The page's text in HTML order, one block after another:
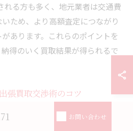
れる方も多く、地元業者は交通費
ため、より高額査定につながり
あります。これらのポイントを
得のいく買取結果が得られるで
張買取交渉術のコツ
指すには、交渉のコツも押さえ
お問い合わせ